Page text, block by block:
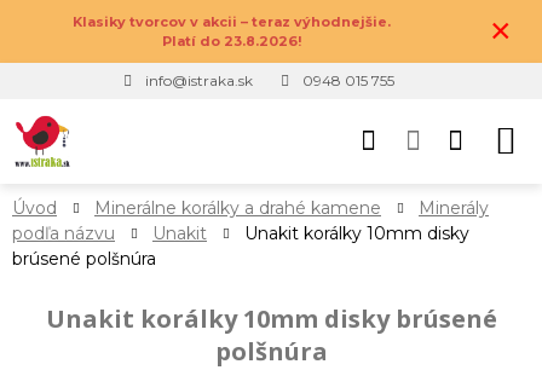
Klasiky tvorcov v akcii – teraz výhodnejšie.
Platí do 23.8.2026!
×
info@istraka.sk 0948 015 755
Úvod Minerálne korálky a drahé kamene
Minerály
podľa názvu
Unakit
Unakit korálky 10mm disky
brúsené polšnúra
Unakit korálky 10mm disky brúsené
polšnúra